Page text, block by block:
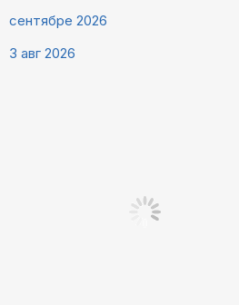
сентябре 2026
3 авг 2026